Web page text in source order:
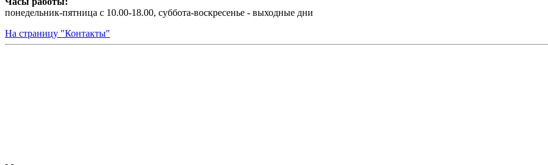
понедельник-пятница с 10.00-18.00, суббота-воскресенье - выходные дни
На страницу "Контакты"